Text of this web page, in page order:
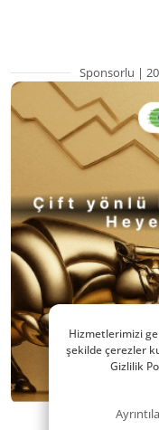
Sponsorlu |
Hizmetlerimizi
şekilde çerezler
Gizlilik